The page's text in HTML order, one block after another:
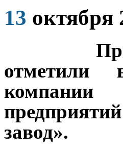
13 октября
отметили
завод».